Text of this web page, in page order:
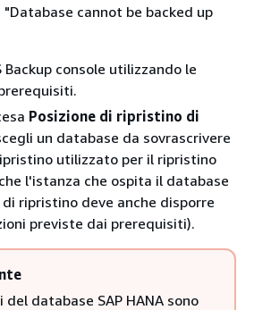
cannot be backed up
Backup console utilizzando le
Posizione di ripristino di
un database da sovrascrivere
utilizzato per il ripristino
l'istanza che ospita il database
ripristino deve anche disporre
previste dai prerequisiti).
del database SAP HANA sono